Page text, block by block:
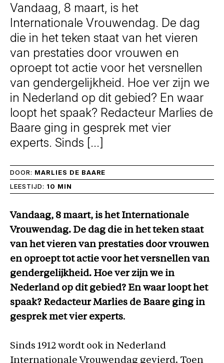
Vandaag, 8 maart, is het
Internationale Vrouwendag. De dag
die in het teken staat van het vieren
van prestaties door vrouwen en
oproept tot actie voor het versnellen
van gendergelijkheid. Hoe ver zijn we
in Nederland op dit gebied? En waar
loopt het spaak? Redacteur Marlies de
Baare ging in gesprek met vier
experts. Sinds […]
DOOR: MARLIES DE BAARE
LEESTIJD: 10 MIN
Vandaag, 8 maart, is het Internationale
Vrouwendag. De dag die in het teken staat
van het vieren van prestaties door vrouwen
en oproept tot actie voor het versnellen van
gendergelijkheid. Hoe ver zijn we in
Nederland op dit gebied? En waar loopt het
spaak? Redacteur Marlies de Baare ging in
gesprek met vier experts.
Sinds 1912 wordt ook in Nederland
Internationale Vrouwendag gevierd. Toen